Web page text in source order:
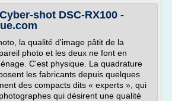
shot DSC-RX100 -
la qualité d'image pâtit de la
photo et les deux ne font en
C'est physique. La quadrature
les fabricants depuis quelques
des compacts dits « experts », qui
qui désirent une qualité